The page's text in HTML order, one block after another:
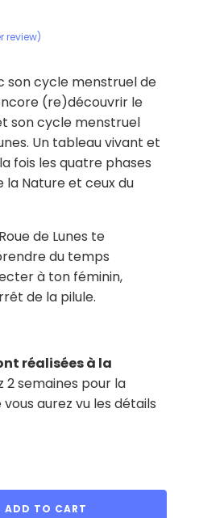
review)
son cycle menstruel de
(re)découvrir le
son cycle menstruel
Un tableau vivant et
fois les quatre phases
la Nature et ceux du
de Lunes te
du temps
à ton féminin,
de la pilule.
réalisées à la
2 semaines pour la
aurez vu les détails
ADD TO CART